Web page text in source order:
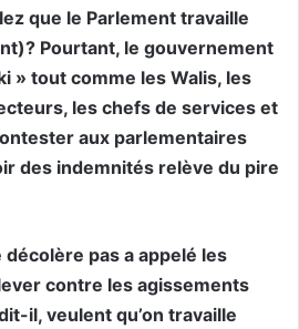
que le Parlement travaille
Pourtant, le gouvernement
» tout comme les Walis, les
les chefs de services et
aux parlementaires
des indemnités relève du pire
décolère pas a appelé les
contre les agissements
il, veulent qu’on travaille